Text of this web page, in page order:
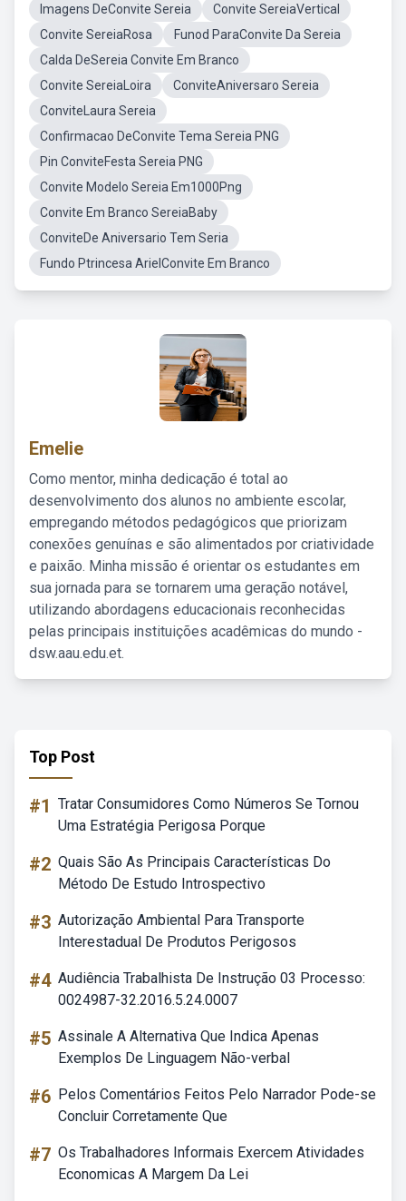
Imagens DeConvite Sereia
Convite SereiaVertical
Convite SereiaRosa
Funod ParaConvite Da Sereia
Calda DeSereia Convite Em Branco
Convite SereiaLoira
ConviteAniversaro Sereia
ConviteLaura Sereia
Confirmacao DeConvite Tema Sereia PNG
Pin ConviteFesta Sereia PNG
Convite Modelo Sereia Em1000Png
Convite Em Branco SereiaBaby
ConviteDe Aniversario Tem Seria
Fundo Ptrincesa ArielConvite Em Branco
Emelie
Como mentor, minha dedicação é total ao
desenvolvimento dos alunos no ambiente escolar,
empregando métodos pedagógicos que priorizam
conexões genuínas e são alimentados por criatividade
e paixão. Minha missão é orientar os estudantes em
sua jornada para se tornarem uma geração notável,
utilizando abordagens educacionais reconhecidas
pelas principais instituições acadêmicas do mundo -
dsw.aau.edu.et.
Top Post
#1 Tratar Consumidores Como Números Se Tornou
Uma Estratégia Perigosa Porque
#2 Quais São As Principais Características Do
Método De Estudo Introspectivo
#3 Autorização Ambiental Para Transporte
Interestadual De Produtos Perigosos
#4 Audiência Trabalhista De Instrução 03 Processo:
0024987-32.2016.5.24.0007
#5 Assinale A Alternativa Que Indica Apenas
Exemplos De Linguagem Não-verbal
#6 Pelos Comentários Feitos Pelo Narrador Pode-se
Concluir Corretamente Que
#7 Os Trabalhadores Informais Exercem Atividades
Economicas A Margem Da Lei